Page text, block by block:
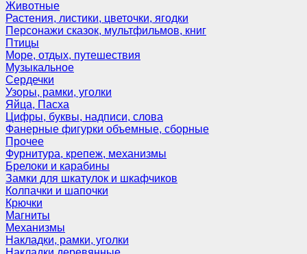
Животные
Растения, листики, цветочки, ягодки
Персонажи сказок, мультфильмов, книг
Птицы
Море, отдых, путешествия
Музыкальное
Сердечки
Узоры, рамки, уголки
Яйца, Пасха
Цифры, буквы, надписи, слова
Фанерные фигурки объемные, сборные
Прочее
Фурнитура, крепеж, механизмы
Брелоки и карабины
Замки для шкатулок и шкафчиков
Колпачки и шапочки
Крючки
Магниты
Механизмы
Накладки, рамки, уголки